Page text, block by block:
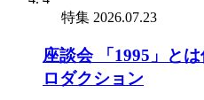
特集 2026.07.23
座談会 「1995」と
ロダクション